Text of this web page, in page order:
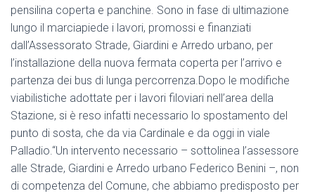
pensilina coperta e panchine. Sono in fase di ultimazione
lungo il marciapiede i lavori, promossi e finanziati
dall’Assessorato Strade, Giardini e Arredo urbano, per
l’installazione della nuova fermata coperta per l’arrivo e
partenza dei bus di lunga percorrenza.Dopo le modifiche
viabilistiche adottate per i lavori filoviari nell’area della
Stazione, si è reso infatti necessario lo spostamento del
punto di sosta, che da via Cardinale e da oggi in viale
Palladio.“Un intervento necessario – sottolinea l’assessore
alle Strade, Giardini e Arredo urbano Federico Benini –, non
di competenza del Comune, che abbiamo predisposto per